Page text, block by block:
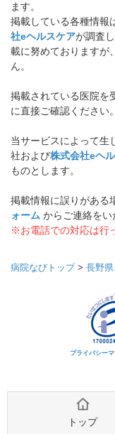
ます。
掲載している各種情報
社eヘルスケアが調査
載に努めておりますが
ん。
掲載されている医院を
に直接ご確認ください。
当サービスによって生
社および株式会社eヘ
ものとします。
掲載情報に誤りがある
ォーム からご連絡をい
※お電話での対応は行
病院なびトップ> 長野県
プライバシー
トップ